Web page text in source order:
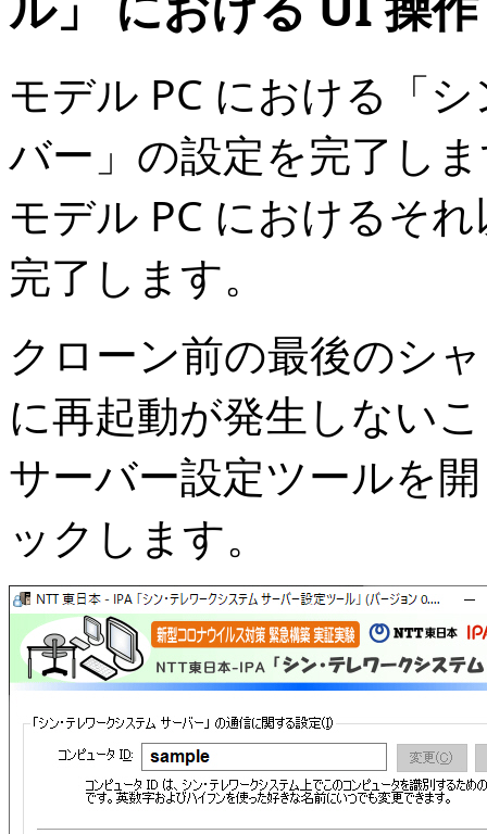
モデル PC における「
バー」の設定を完了し
モデル PC におけるそ
完了します。
クローン前の最後のシ
に再起動が発生しない
サーバー設定ツールを
ックします。